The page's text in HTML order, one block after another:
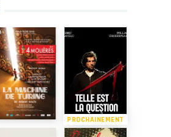
PROCHAINEMENT